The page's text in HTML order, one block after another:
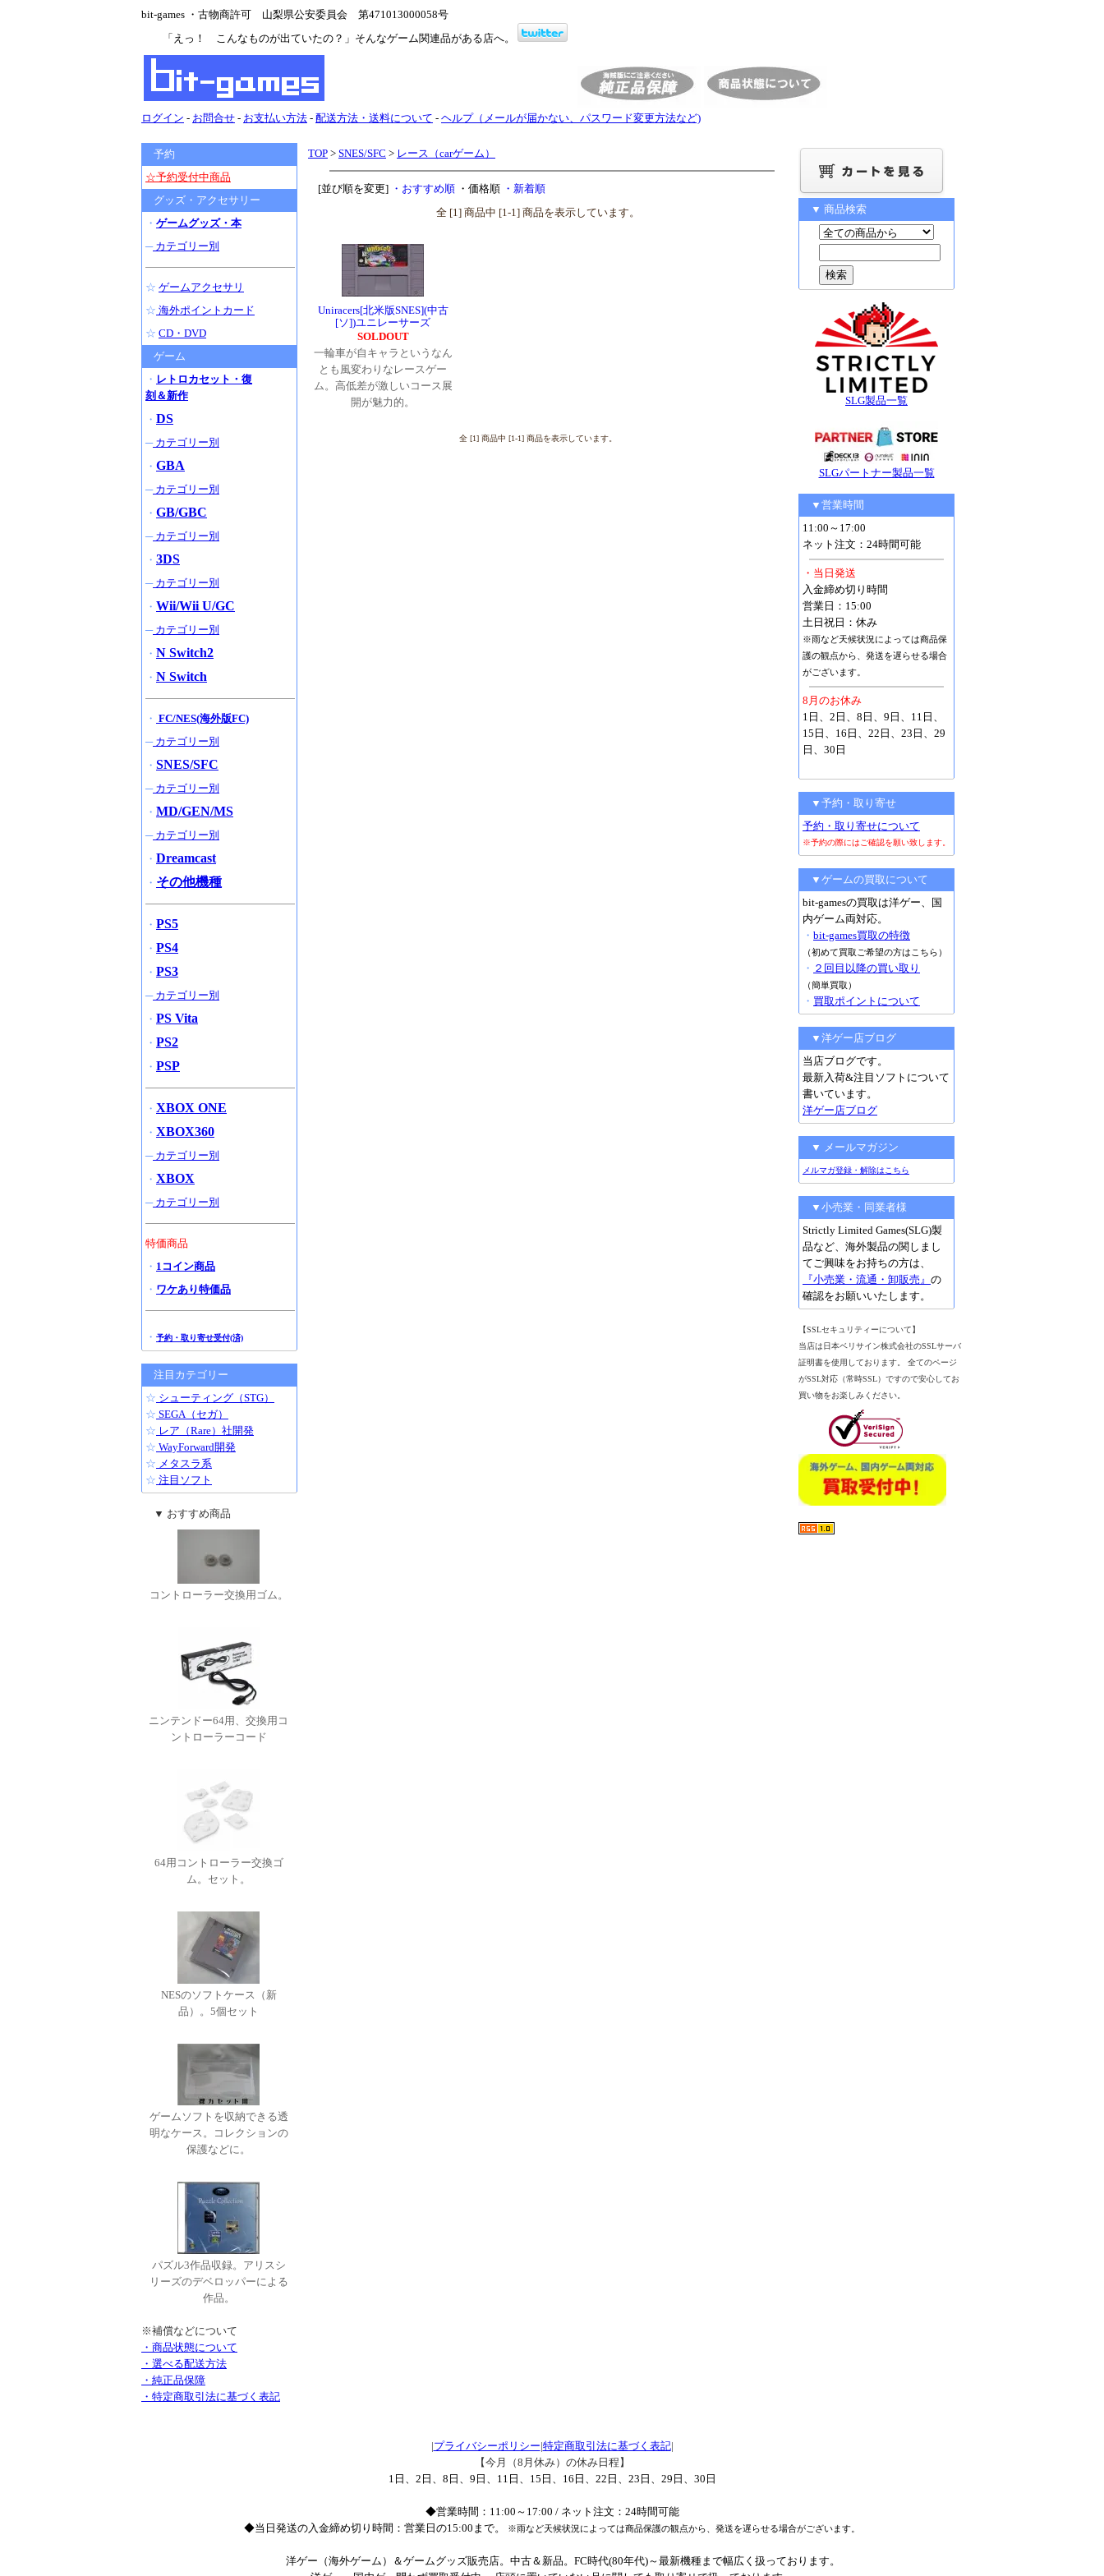
bit-games ・古物商許可 山梨県公安委員会 第471013000058号
「えっ！ こんなものが出ていたの？」そんなゲーム関連品がある店へ。
ログイン - お問合せ - お支払い方法 - 配送方法・送料について - ヘルプ（メールが届かない、パスワード変更方法など)
TOP > SNES/SFC > レース（carゲーム）
[並び順を変更] ・おすすめ順 ・価格順 ・新着順
全 [1] 商品中 [1-1] 商品を表示しています。
Uniracers[北米版SNES](中古
[ソ])ユニレーサーズ
SOLDOUT
一輪車が自キャラというなん
とも風変わりなレースゲー
ム。高低差が激しいコース展
開が魅力的。
全 [1] 商品中 [1-1] 商品を表示しています。
予約
☆予約受付中商品
グッズ・アクセサリー
・ ゲームグッズ・本
─カテゴリー別
☆ ゲームアクセサリ
☆ 海外ポイントカード
☆ CD・DVD
ゲーム
・ レトロカセット・復
刻＆新作
・ DS
─カテゴリー別
・ GBA
─カテゴリー別
・ GB/GBC
─カテゴリー別
・ 3DS
─カテゴリー別
・ Wii/Wii U/GC
─カテゴリー別
・ N Switch2
・ N Switch
・ FC/NES(海外版FC)
─カテゴリー別
・ SNES/SFC
─カテゴリー別
・ MD/GEN/MS
─カテゴリー別
・ Dreamcast
・ その他機種
・ PS5
・ PS4
・ PS3
─カテゴリー別
・ PS Vita
・ PS2
・ PSP
・ XBOX ONE
・ XBOX360
─カテゴリー別
・ XBOX
─カテゴリー別
特価商品
・ 1コイン商品
・ ワケあり特価品
・ 予約・取り寄せ受付(済)
注目カテゴリー
☆ シューティング（STG）
☆ SEGA（セガ）
☆ レア（Rare）社開発
☆ WayForward開発
☆ メタスラ系
☆ 注目ソフト
▼ おすすめ商品
コントローラー交換用ゴム。
ニンテンドー64用、交換用コ
ントローラーコード
64用コントローラー交換ゴ
ム。セット。
NESのソフトケース（新
品）。5個セット
ゲームソフトを収納できる透
明なケース。コレクションの
保護などに。
パズル3作品収録。アリスシ
リーズのデベロッパーによる
作品。
※補償などについて
・商品状態について
・選べる配送方法
・純正品保障
・特定商取引法に基づく表記
▼ 商品検索
SLG製品一覧
SLGパートナー製品一覧
▼営業時間
11:00～17:00
ネット注文：24時間可能
・当日発送
入金締め切り時間
営業日：15:00
土日祝日：休み
※雨など天候状況によっては商品保
護の観点から、発送を遅らせる場合
がございます。
8月のお休み
1日、2日、8日、9日、11日、
15日、16日、22日、23日、29
日、30日
▼予約・取り寄せ
予約・取り寄せについて
※予約の際にはご確認を願い致します。
▼ゲームの買取について
bit-gamesの買取は洋ゲー、国
内ゲーム両対応。
・ bit-games買取の特徴
（初めて買取ご希望の方はこちら）
・ ２回目以降の買い取り
（簡単買取）
・ 買取ポイントについて
▼洋ゲー店ブログ
当店ブログです。
最新入荷&注目ソフトについて
書いています。
洋ゲー店ブログ
▼ メールマガジン
メルマガ登録・解除はこちら
▼小売業・同業者様
Strictly Limited Games(SLG)製
品など、海外製品の関しまし
てご興味をお持ちの方は、
『小売業・流通・卸販売』 の
確認をお願いいたします。
【SSLセキュリティーについて】
当店は日本ベリサイン株式会社のSSLサーバ
証明書を使用しております。 全てのページ
がSSL対応（常時SSL）ですので安心してお
買い物をお楽しみください。
|プライバシーポリシー|特定商取引法に基づく表記|
【今月（8月休み）の休み日程】
1日、2日、8日、9日、11日、15日、16日、22日、23日、29日、30日
◆営業時間：11:00～17:00 / ネット注文：24時間可能
◆当日発送の入金締め切り時間：営業日の15:00まで。
※雨など天候状況によっては商品保護の観点から、発送を遅らせる場合がございます。
洋ゲー（海外ゲーム）＆ゲームグッズ販売店。中古＆新品。FC時代(80年代)～最新機種まで幅広く扱っております。